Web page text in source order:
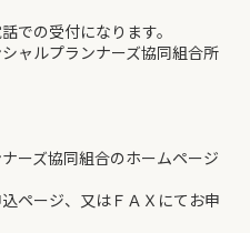
の受付になります。
ャルプランナーズ協同組合所
ーズ協同組合のホームページ
ページ、又はＦＡＸにてお申